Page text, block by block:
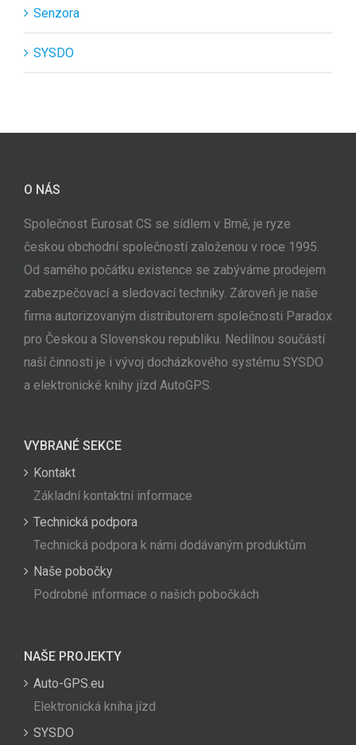
Senzora
SYSDO
O NÁS
Společnost Eurosat CS se sídlem v Brně, je ryze
českou obchodní společností založenou v roce 1995.
Od samého počátku existence se zabýváme prodejem
zabezpečovací a sledovací techniky. Zároveň je naše
firma autorizovaným distributorem společnosti Paradox
pro Českou a Slovenskou republiku. Nedílnou součástí
naší činnosti je i vývoj docházkového systému SYSDO
a elektronické knihy jízd AutoGPS.
VYBRANÉ SEKCE
Kontakt
Základní kontaktní informace
Technická podpora
Technická podpora k námi dodávaným produktům
Naše pobočky
Podrobné informace o našich pobočkách
NAŠE PROJEKTY
Auto-GPS.eu
Elektronická kniha jízd
SYSDO